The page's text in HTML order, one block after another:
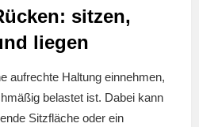
sitzen,
liegen
aufrechte Haltung einnehmen,
belastet ist. Dabei kann
Sitzfläche oder ein